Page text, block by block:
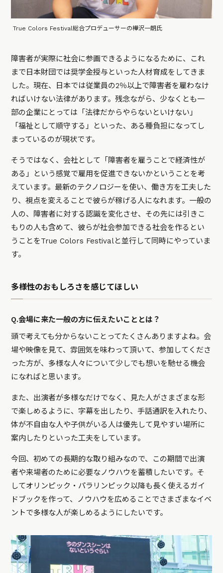
True Colors Festival総合プロデューサーの樺沢一朗氏
障害者が実際に社会に参画できるようになるために、これ
まで日本財団では奨学金授与といった人材育成をしてきま
した。現在、日本では従業員の2％以上で障害者を雇わなけ
ればいけない法律があります。残念ながら、少なくとも一
部の企業にとっては「法律だからやらないといけない」
「福祉として順守する」といった、ある種負担になってし
まっているのが現状です。
そうではなく、会社として「障害者を雇うことで経済性が
ある」という感覚で雇用を促進できないかということを考
えています。最新のテクノロジーを使い、働き方を工夫した
り、視点を変えることで彼らが稼げる人になれます。一般の
人の、障害者に対する認識を変化させ、その先には引きこ
もりの人も含めて、彼らが社会参加できる社会を作るとい
うことをTrue Colors Festivalと並行して同時にやっていま
す。
多様性のおもしろさを感じてほしい
Q.会場に来た一般の方に伝えたいこととは？
頭で考えても分からないことってたくさんありますよね。会
場や映像を見て、雰囲気を味わって頂いて、参加してくださ
った方が、多様な人々について少しでも想いを馳せる機会
になればと思います。
また、出演者が多様なだけでなく、見た人がさまざまな形
で楽しめるように、字幕を出したり、手話通訳を入れたり、
体が不自由な人や子供がいる人は優先して見やすい場所に
案内したりといった工夫をしています。
今回、初めての長期的な取り組みなので、この期間で出演
者や来場者のために必要なノウハウを蓄積したいです。そ
してオリンピック・パラリンピック以降も長く使えるガイ
ドブックを作って、ノウハウを広めることでさまざまなイベ
ントで多様な人が楽しめるようにしたいです。